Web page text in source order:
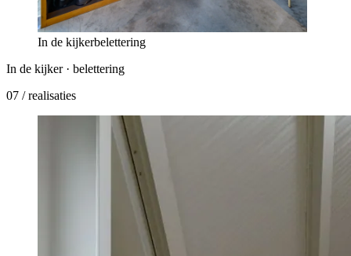
In de kijkerbelettering
In de kijker · belettering
07 / realisaties